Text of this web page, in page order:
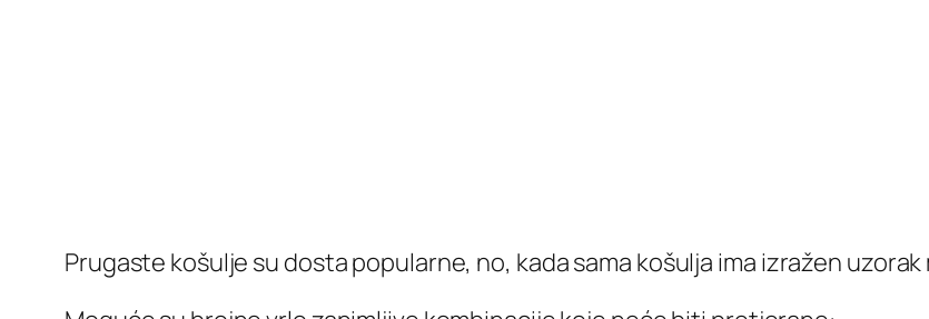
Prugaste košulje su dosta popularne, no, kada sama košulja ima izražen